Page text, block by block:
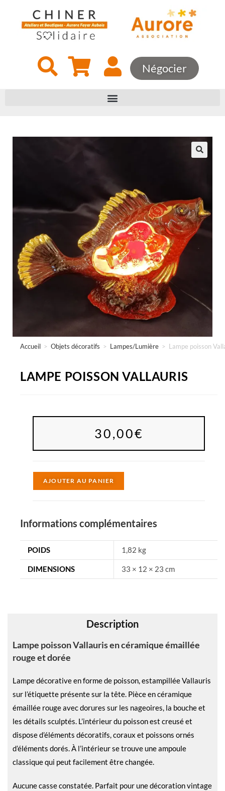
Négocier
Accueil > Objets décoratifs > Lampes/Lumière > Lampe poisson
LAMPE POISSON VALLAURIS
30,00€
AJOUTER AU PANIER
n
a
t
:
Informations complémentaires
POIDS 1,82 kg
DIMENSIONS 33 × 12 × 23 cm
Description
Lampe poisson Vallauris en céramique émaillée
rouge et dorée
Lampe décorative en forme de poisson, estampillée Vallauris
sur l’étiquette présente sur la tête. Pièce en céramique
émaillée rouge avec dorures sur les nageoires, la bouche et
les détails sculptés. L’intérieur du poisson est creusé et
dispose d’éléments décoratifs, coraux et poissons ornés
d’éléments dorés. À l’intérieur se trouve une ampoule
classique qui peut facilement être changée.
Aucune casse constatée. Parfait pour une décoration vintage